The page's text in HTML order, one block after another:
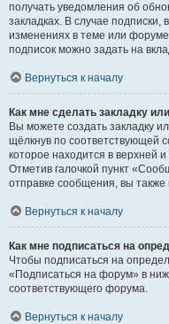
получать уведомления об
закладках. В случае
изменениях в теме или
подписок можно задать на
Вернуться к началу
Как мне сделать закладку
Вы можете создать закладку
щёлкнув по соответствующей
которое находится в верхней
Отметив галочкой пункт
отправке сообщения, вы
Вернуться к началу
Как мне подписаться на
Чтобы подписаться на
«Подписаться на форум» в
соответствующего форума.
Вернуться к началу